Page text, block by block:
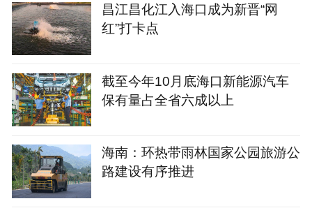
昌江昌化江入海口成为新晋“网
红”打卡点
截至今年10月底海口新能源汽车
保有量占全省六成以上
海南：环热带雨林国家公园旅游公
路建设有序推进